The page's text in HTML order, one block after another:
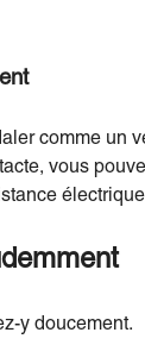
comme un
vous
y doucement.